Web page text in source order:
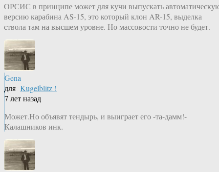
ОРСИС в принципе может для кучи выпускать
версию карабина AS-15, это который клон AR-15, выделка
ствола там на высшем уровне. Но массовости точно не будет.
Gena
для Kugelblitz !
7 лет назад
Может.Но объявят тендырь, и выиграет его -та-дамм!-
Калашников инк.